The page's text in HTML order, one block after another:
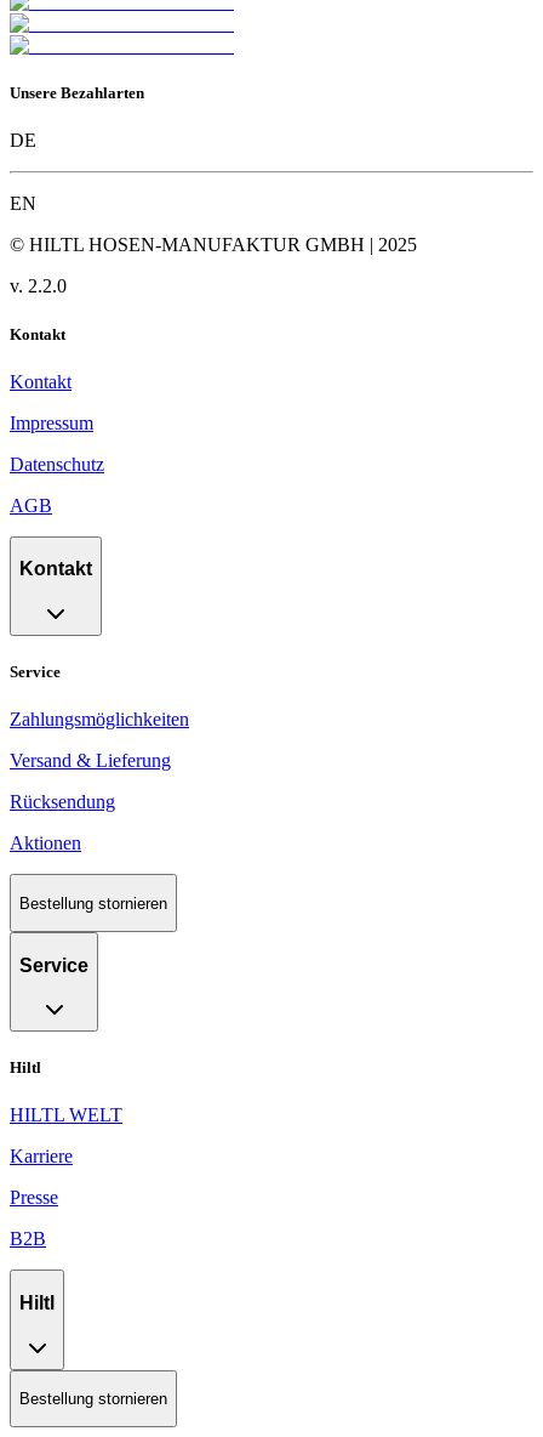
Unsere Bezahlarten
DE
EN
© HILTL HOSEN-MANUFAKTUR GMBH | 2025
v. 2.2.0
Kontakt
Kontakt
Impressum
Datenschutz
AGB
Kontakt
Service
Zahlungsmöglichkeiten
Versand & Lieferung
Rücksendung
Aktionen
Bestellung stornieren
Service
Hiltl
HILTL WELT
Karriere
Presse
B2B
Hiltl
Bestellung stornieren